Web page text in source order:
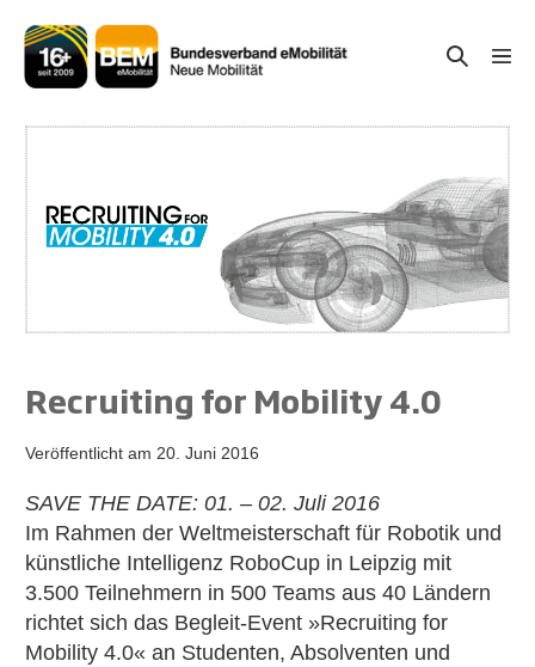
Inhalt
springen
Suche-
Recruiting for Mobility 4.0
Veröffentlicht am 20. Juni 2016
SAVE THE DATE: 01. – 02. Juli 2016
Im Rahmen der Weltmeisterschaft für Robotik und
künstliche Intelligenz RoboCup in Leipzig mit
3.500 Teilnehmern in 500 Teams aus 40 Ländern
richtet sich das Begleit-Event »Recruiting for
Mobility 4.0« an Studenten, Absolventen und